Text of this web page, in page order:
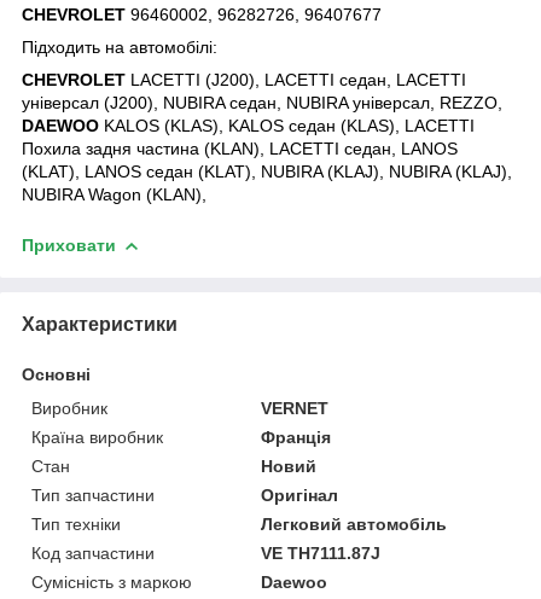
CHEVROLET 96460002, 96282726, 96407677
Підходить на автомобілі:
CHEVROLET LACETTI (J200), LACETTI седан, LACETTI
універсал (J200), NUBIRA седан, NUBIRA універсал, REZZO,
DAEWOO KALOS (KLAS), KALOS седан (KLAS), LACETTI
Похила задня частина (KLAN), LACETTI седан, LANOS
(KLAT), LANOS седан (KLAT), NUBIRA (KLAJ), NUBIRA (KLAJ),
NUBIRA Wagon (KLAN),
Приховати
Характеристики
Основні
Виробник
VERNET
Країна виробник
Франція
Стан
Новий
Тип запчастини
Оригінал
Тип техніки
Легковий автомобіль
Код запчастини
VE TH7111.87J
Сумісність з маркою
Daewoo